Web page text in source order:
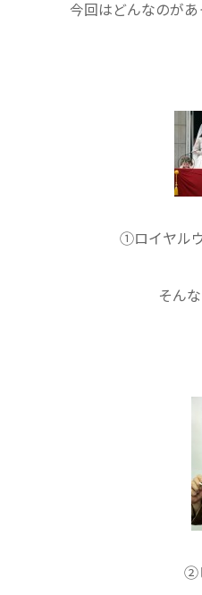
今回はどんなのが
①ロイヤル
そん
②